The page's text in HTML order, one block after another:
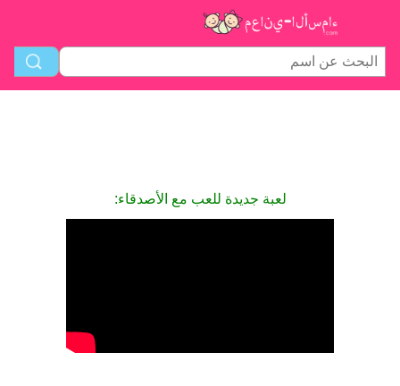
لعبة جديدة للعب مع الأصدقاء: